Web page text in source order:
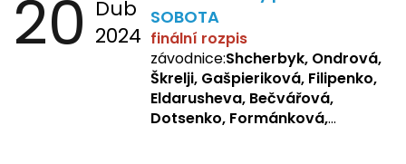
20 Dub
2024
SOBOTA
finální rozpis
závodnice:Shcherbyk, Ondrová,
Škrelji, Gašpieriková, Filipenko,
Eldarusheva, Bečvářová,
Dotsenko, Formánková,